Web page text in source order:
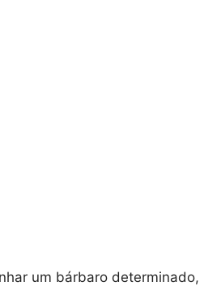
um bárbaro determinado,